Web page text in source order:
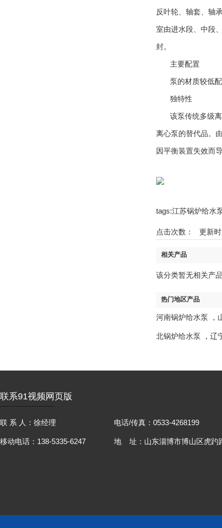
反叶轮、轴套、轴
室由进水段、中段
封。
主要配置
泵的材质较低配
独特性
该泵传统多级离
离心泵的替代品。
因平衡装置失效而
tags:江苏锅炉给水
点击次数： 更新
相关产品
该分类暂无相关产
热门地区产品
河南锅炉给水泵 ，
北锅炉给水泵 ， 辽
联系91视频网页版
联 系 人：徐经理
移动电话：138-5335-6247
电话/传真：0533-4268199
地 址：山东淄博市博山区虎趵